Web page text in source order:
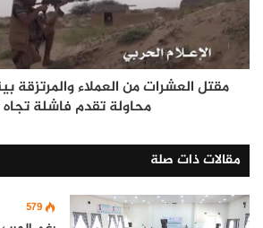
مقتل العشرات من العملاء والمرتزقة
محاولة تقدم فاشلة
مقالات ذات صلة
579